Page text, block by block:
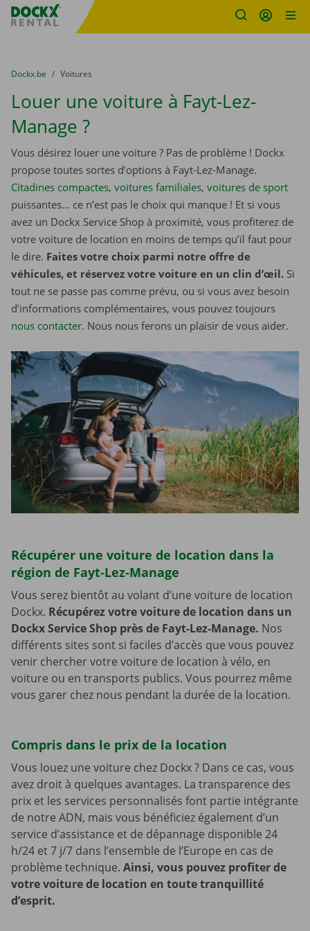
sitename
You are here:
du
Dockx.be to
Voitures
Louer une voiture à Fayt-Lez-
Manage ?
Vous désirez louer une voiture ? Pas de problème ! Dockx
propose toutes sortes d’options à Fayt-Lez-Manage.
Citadines compactes, voitures familiales, voitures de sport
puissantes… ce n’est pas le choix qui manque ! Et si vous
avez un Dockx Service Shop à proximité, vous profiterez de
votre voiture de location en moins de temps qu’il faut pour
le dire. Faites votre choix parmi notre offre de
véhicules, et réservez votre voiture en un clin d’œil. Si
tout ne se passe pas comme prévu, ou si vous avez besoin
d’informations complémentaires, vous pouvez toujours
nous contacter. Nous nous ferons un plaisir de vous aider.
Récupérer une voiture de location dans la
région de Fayt-Lez-Manage
Vous serez bientôt au volant d’une voiture de location
Dockx. Récupérez votre voiture de location dans un
Dockx Service Shop près de Fayt-Lez-Manage. Nos
différents sites sont si faciles d’accès que vous pouvez
venir chercher votre voiture de location à vélo, en
voiture ou en transports publics. Vous pourrez même
vous garer chez nous pendant la durée de la location.
Compris dans le prix de la location
Vous louez une voiture chez Dockx ? Dans ce cas, vous
avez droit à quelques avantages. La transparence des
prix et les services personnalisés font partie intégrante
de notre ADN, mais vous bénéficiez également d’un
service d’assistance et de dépannage disponible 24
h/24 et 7 j/7 dans l’ensemble de l’Europe en cas de
problème technique. Ainsi, vous pouvez profiter de
votre voiture de location en toute tranquillité
d’esprit.